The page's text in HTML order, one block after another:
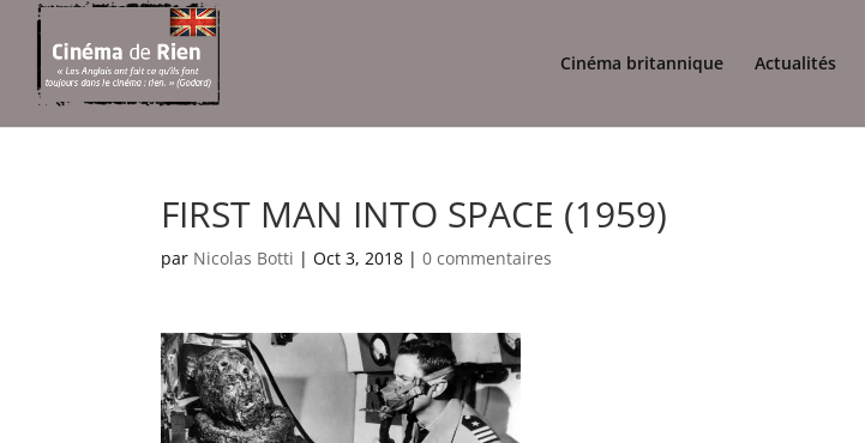
Cinéma britannique Actualités
FIRST MAN INTO SPACE (1959)
par Nicolas Botti |Oct 3, 2018 |0 commentaires